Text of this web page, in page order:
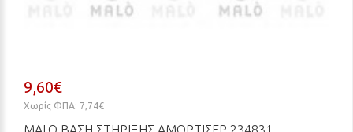
9,60€
Χωρίς ΦΠΑ: 7,74€